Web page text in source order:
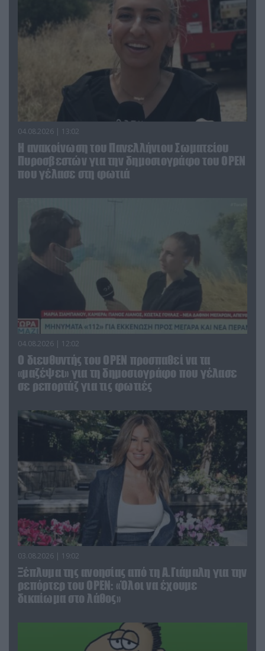
04.08.2026 | 13:02
Η ανακοίνωση του Πανελλήνιου Σωματείου
Πυροσβεστών για την δημοσιογράφο του OPEN
που γέλασε στη φωτιά
04.08.2026 | 12:02
O διευθυντής του OPEN προσπαθεί να τα
«μαζέψει» για τη δημοσιογράφο που γέλασε
σε ρεπορτάζ για τις φωτιές
03.08.2026 | 19:02
Ξέπλυμα της ανοησίας από τη Α.Γιάμαλη για την
ρεπόρτερ του ΟΡΕΝ: «Όλοι να έχουμε
δικαίωμα στο λάθος»